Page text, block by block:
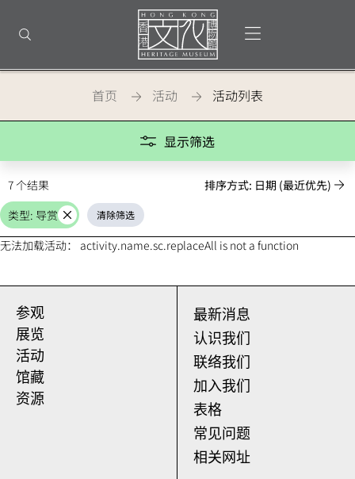
部
打开搜索
首
页
打开选单
首页 活动 活动列表
显示筛选
7 个结果
排序方式: 日期 (最近优先)
类型: 导赏 取
消
清除筛选
无法加载活动： activity.name.sc.replaceAll is not a function
参观
展览
活动
馆藏
资源
最新消息
认识我们
联络我们
加入我们
表格
常见问题
相关网址